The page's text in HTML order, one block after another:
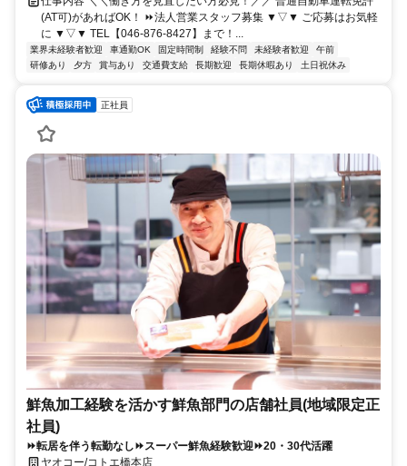
(AT可)があればOK！ ⏩法人営業スタッフ募集 ▼▽▼ ご応募はお気軽
に ▼▽▼ TEL【046-876-8427】まで！...
業界未経験者歓迎 車通勤OK 固定時間制 経験不問 未経験者歓迎
午前
研修あり
夕方 賞与あり 交通費支給 長期歓迎 長期休暇あり 土日祝休み
正社員
鮮魚加工経験を活かす鮮魚部門の店舗社員(地域限定正
社員)
⏩転居を伴う転勤なし⏩スーパー鮮魚経験歓迎⏩20・30代活躍
ヤオコー/コトエ橋本店